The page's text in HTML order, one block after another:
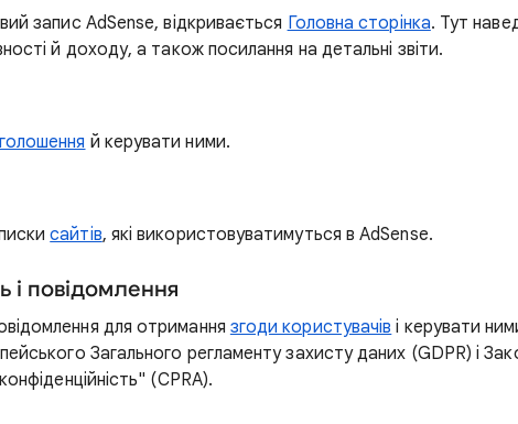
запис AdSense, відкривається Головна сторінка. Тут
й доходу, а також посилання на детальні звіти.
й керувати ними.
сайтів, які використовуватимуться в AdSense.
і повідомлення
для отримання згоди користувачів і керувати
Загального регламенту захисту даних (GDPR) і
(CPRA).